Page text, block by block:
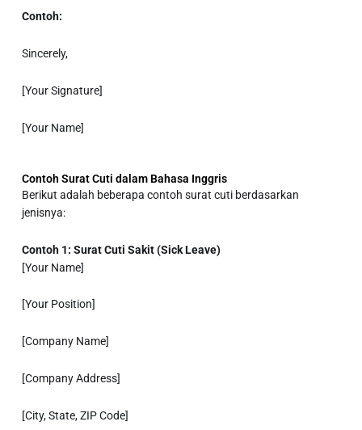
Contoh:
Sincerely,
[Your Signature]
[Your Name]
Contoh Surat Cuti dalam Bahasa Inggris
Berikut adalah beberapa contoh surat cuti berdasarkan
jenisnya:
Contoh 1: Surat Cuti Sakit (Sick Leave)
[Your Name]
[Your Position]
[Company Name]
[Company Address]
[City, State, ZIP Code]